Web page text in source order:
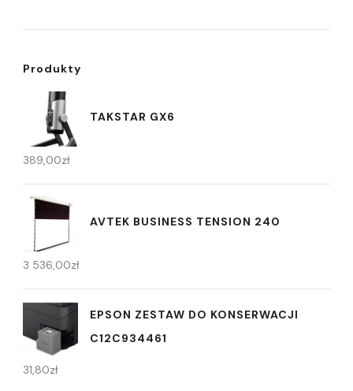
Produkty
TAKSTAR GX6
389,00zł
AVTEK BUSINESS TENSION 240
3 536,00zł
EPSON ZESTAW DO KONSERWACJI
C12C934461
31,80zł